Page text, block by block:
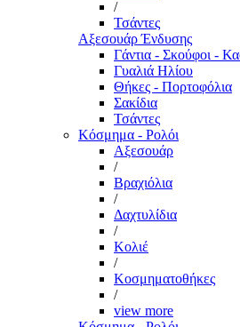
/
Τσάντες
Αξεσουάρ Ένδυσης
Γάντια - Σκούφοι -
Γυαλιά Ηλίου
Θήκες - Πορτοφόλια
Σακίδια
Τσάντες
Κόσμημα - Ρολόι
Αξεσουάρ
/
Βραχιόλια
/
Δαχτυλίδια
/
Κολιέ
/
Κοσμηματοθήκες
/
view more